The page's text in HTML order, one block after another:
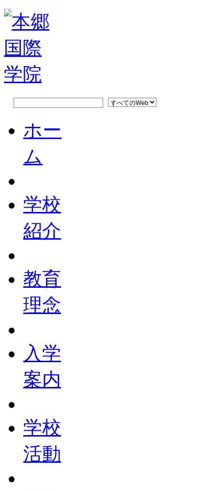
ホー
ム
学校
紹介
教育
理念
入学
案内
学校
活動